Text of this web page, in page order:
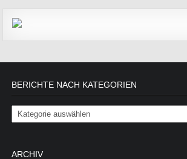
BERICHTE NACH KATEGORIEN
Berichte nach Kategorien
ARCHIV